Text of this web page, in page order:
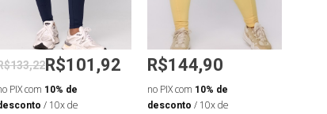
R$101,92
PIX com 10% de
/ 10x de
R$144,90
no PIX com 10% de
desconto / 10x de